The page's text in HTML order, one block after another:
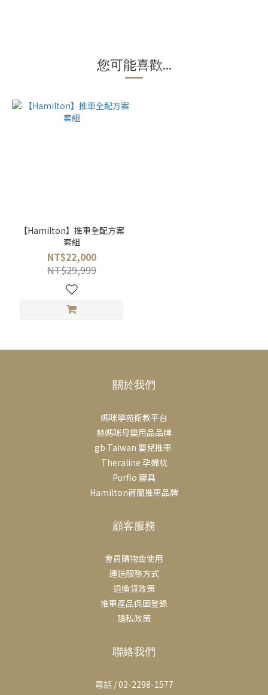
您可能喜歡...
【Hamilton】推車全配方案
套組
NT$22,000
NT$29,999
關於我們
媽咪學苑衛教平台
赫媽咪母嬰用品品牌
gb Taiwan 嬰兒推車
Theraline 孕婦枕
Purflo 寢具
Hamilton荷蘭推車品牌
顧客服務
會員購物金使用
運送服務方式
退換貨政策
推車產品保固登錄
隱私政策
聯絡我們
電話 / 02-2298-1577